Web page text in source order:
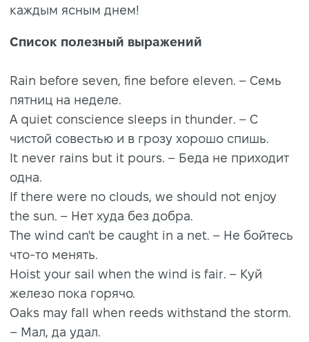
каждым ясным днем!
Список полезный выражений
Rain before seven, fine before eleven. – Семь
пятниц на неделе.
A quiet conscience sleeps in thunder. – С
чистой совестью и в грозу хорошо спишь.
It never rains but it pours. – Беда не приходит
одна.
If there were no clouds, we should not enjoy
the sun. – Нет худа без добра.
The wind can't be caught in a net. – Не бойтесь
что-то менять.
Hoist your sail when the wind is fair. – Куй
железо пока горячо.
Oaks may fall when reeds withstand the storm.
– Мал, да удал.